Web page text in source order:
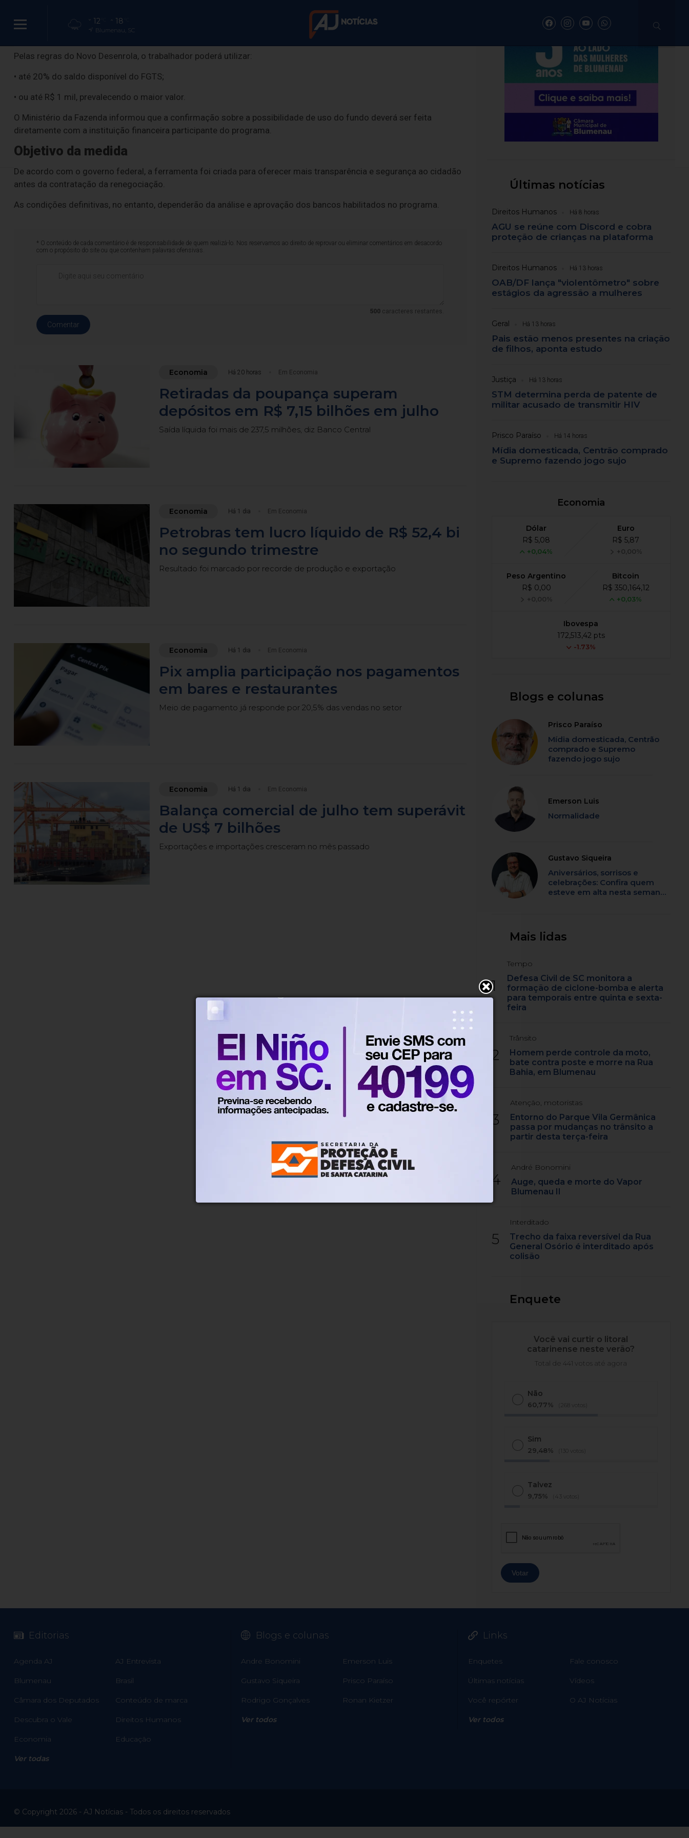
12 18
Blumenau, SC
Ministério lança simulador de renegociações do
Novo Desenrola
O sistema também permite simular o uso do Fundo de Garantia do Tempo de Serviço (FGTS) na renegociação.
Uso do FGTS
Pelas regras do Novo Desenrola, o trabalhador poderá utilizar:
• até 20% do saldo disponível do FGTS;
• ou até R$ 1 mil, prevalecendo o maior valor.
O Ministério da Fazenda informou que a confirmação sobre a possibilidade de uso do fundo deverá ser feita
diretamente com a instituição financeira participante do programa.
Objetivo da medida
De acordo com o governo federal, a ferramenta foi criada para oferecer mais transparência e segurança ao cidadão
antes da contratação da renegociação.
As condições definitivas, no entanto, dependerão da análise e aprovação dos bancos habilitados no programa.
* O conteúdo de cada comentário é de responsabilidade de quem realizá-lo. Nos reservamos ao direito de reprovar ou eliminar comentários em desacordo
com o propósito do site ou que contenham palavras ofensivas.
500caracteres restantes.
Comentar
Economia Há 20 horas Em Economia
Retiradas da poupança superam
depósitos em R$ 7,15 bilhões em julho
Saída líquida foi mais de 237,5 milhões, diz Banco Central
Economia Há 1 dia Em Economia
Petrobras tem lucro líquido de R$ 52,4 bi
no segundo trimestre
Resultado foi marcado por recorde de produção e exportação
Economia Há 1 dia Em Economia
Pix amplia participação nos pagamentos
em bares e restaurantes
Meio de pagamento já responde por 20,5% das vendas no setor
Economia Há 1 dia Em Economia
Balança comercial de julho tem superávit
de US$ 7 bilhões
Exportações e importações cresceram no mês passado
Últimas notícias
Direitos Humanos Há 8 horas
AGU se reúne com Discord e cobra
proteção de crianças na plataforma
Direitos Humanos Há 13 horas
OAB/DF lança "violentômetro" sobre
estágios da agressão a mulheres
Geral Há 13 horas
Pais estão menos presentes na criação
de filhos, aponta estudo
Justiça Há 13 horas
STM determina perda de patente de
militar acusado de transmitir HIV
Prisco Paraíso Há 14 horas
Mídia domesticada, Centrão comprado
e Supremo fazendo jogo sujo
Economia
Dólar
R$ 5,08
+0,04%
Euro
R$ 5,87
+0,00%
Peso Argentino
R$ 0,00
+0,00%
Bitcoin
R$ 350,164,12
+0,03%
Ibovespa
172,513,42 pts
-1.73%
Blogs e colunas
Prisco Paraíso
Mídia domesticada, Centrão
comprado e Supremo
fazendo jogo sujo
Emerson Luis
Normalidade
Gustavo Siqueira
Aniversários, sorrisos e
celebrações: Confira quem
esteve em alta nesta semana
Mais lidas
1
Tempo
Defesa Civil de SC monitora a
formação de ciclone-bomba e alerta
para temporais entre quinta e sexta-
feira
2
Trânsito
Homem perde controle da moto,
bate contra poste e morre na Rua
Bahia, em Blumenau
3
Atenção, motoristas
Entorno do Parque Vila Germânica
passa por mudanças no trânsito a
partir desta terça-feira
4
André Bonomini
Auge, queda e morte do Vapor
Blumenau II
5
Interditado
Trecho da faixa reversível da Rua
General Osório é interditado após
colisão
Enquete
Você vai curtir o litoral
catarinense neste verão?
Total de 441 votos até agora
Não
60,77% (268 votos)
Sim
29,48% (130 votos)
Talvez
9,75% (43 votos)
Editorias
Agenda AJ AJ Entrevista
Blumenau Brasil
Câmara dos Deputados Conteúdo de marca
Descubra o Vale Direitos Humanos
Economia Educação
Ver todas
Blogs e colunas
Andre Bonomini Emerson Luis
Gustavo Siqueira Prisco Paraíso
Rodrigo Gonçalves Ronan Kietzer
Ver todos
Links
Enquetes Fale conosco
Últimas notícias Vídeos
Você repórter O AJ Notícias
Ver todos
© Copyright 2026 - AJ Notícias - Todos os direitos reservados